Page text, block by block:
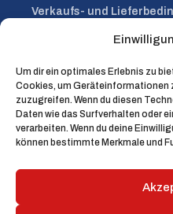
Um dir ein optimales Erlebnis zu
Cookies, um Geräteinformationen
zuzugreifen. Wenn du diesen
Daten wie das Surfverhalten oder
verarbeiten. Wenn du deine
können bestimmte Merkmale und
Verkaufs- und
Einkaufsbedingungen
KONTAKT
Kontaktformular
0421 45815-0